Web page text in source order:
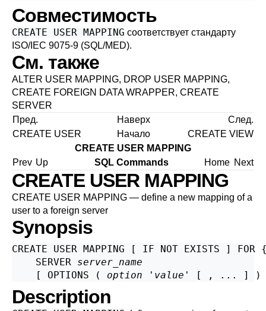
Совместимость
CREATE USER MAPPING соответствует стандарту
ISO/IEC 9075-9 (SQL/MED).
См. также
ALTER USER MAPPING, DROP USER MAPPING,
CREATE FOREIGN DATA WRAPPER, CREATE
SERVER
Пред.
Наверх
След.
CREATE USER
Начало
CREATE VIEW
CREATE USER MAPPING
Prev Up SQL Commands Home Next
CREATE USER MAPPING
CREATE USER MAPPING — define a new mapping of a
user to a foreign server
Synopsis
CREATE USER MAPPING [ IF NOT EXISTS ]
    SERVER
server_name
    [ OPTIONS (
option ' value
Description